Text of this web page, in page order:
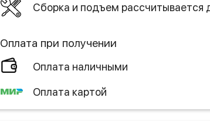
Сборка и подъем рассчитывается
Оплата при получении
Оплата наличными
Оплата картой